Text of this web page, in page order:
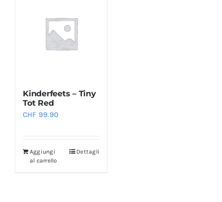
Kinderfeets – Tiny
Tot Red
CHF 99.90
Aggiungi
al carrello
Dettagli